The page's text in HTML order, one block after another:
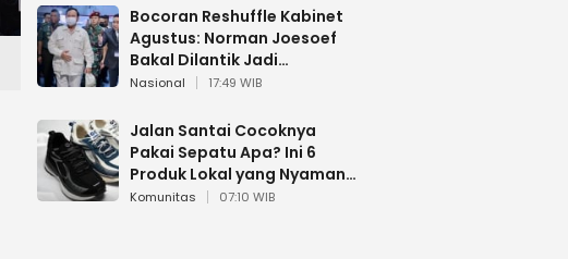
Bocoran Reshuffle Kabinet
Agustus: Norman Joesoef
Bakal Dilantik Jadi
Wamenhan RI
Nasional 17:49 WIB
Jalan Santai Cocoknya
Pakai Sepatu Apa? Ini 6
Produk Lokal yang Nyaman
Buat 17 Agustusan
Komunitas 07:10 WIB